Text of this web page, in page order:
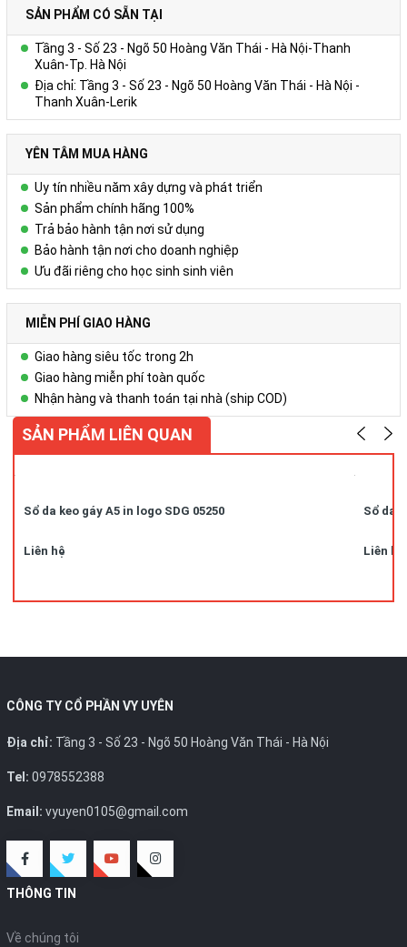
+ Kích thước trang giấy in: 14.5x20.6cm
Số lượng và màu sắc của giấy hay mẫu mã của sản phẩm có thể
được đặt theo yêu cầu của khách hàng.
Liên hệ
Công ty Cổ phần Vy Uyên
DC: Số 23, ngõ 50 Hoàng Văn Thái, Khương Mai, Thanh Xuân, Hà
Nội
Hotline/ZALO : 0978.552.388 ( Ms Uyên)
SẢN PHẨM CÓ SẴN TẠI
Tầng 3 - Số 23 - Ngõ 50 Hoàng Văn Thái - Hà Nội-Thanh
Xuân-Tp. Hà Nội
Địa chỉ: Tầng 3 - Số 23 - Ngõ 50 Hoàng Văn Thái - Hà Nội -
Thanh Xuân-Lerik
YÊN TÂM MUA HÀNG
Uy tín nhiều năm xây dựng và phát triển
Sản phẩm chính hãng 100%
Trả bảo hành tận nơi sử dụng
Bảo hành tận nơi cho doanh nghiệp
Ưu đãi riêng cho học sinh sinh viên
MIỄN PHÍ GIAO HÀNG
Giao hàng siêu tốc trong 2h
Giao hàng miễn phí toàn quốc
Nhận hàng và thanh toán tại nhà (ship COD)
SẢN PHẨM LIÊN QUAN
Sổ da keo gáy A5 in logo SDG 05250
Liên hệ
Sổ da
Liên hệ
CÔNG TY CỔ PHẦN VY UYÊN
Địa chỉ: Tầng 3 - Số 23 - Ngõ 50 Hoàng Văn Thái - Hà Nội
Tel: 0978552388
Email: vyuyen0105@gmail.com
THÔNG TIN
Về chúng tôi